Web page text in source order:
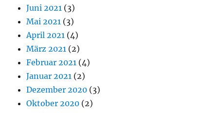
Juni 2021 (3)
Mai 2021 (3)
April 2021 (4)
März 2021 (2)
Februar 2021 (4)
Januar 2021 (2)
Dezember 2020 (3)
Oktober 2020 (2)